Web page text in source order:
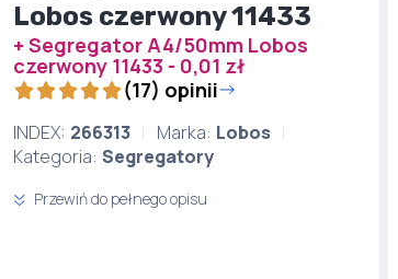
Lobos czerwony 11433
+ Segregator A4/50mm Lobos
czerwony 11433 - 0,01 zł
(17) opinii
INDEX: 266313 Marka: Lobos
Kategoria: Segregatory
Przewiń do pełnego opisu